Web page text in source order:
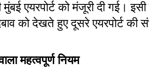
मुंबई एयरपोर्ट को मंजूरी दी गई।
को देखते हुए दूसरे एयरपोर्ट की
महत्वपूर्ण नियम